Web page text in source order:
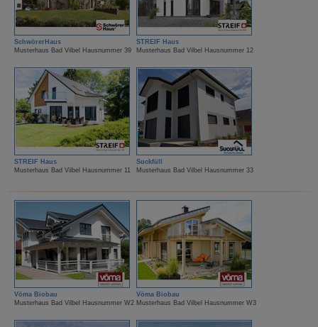
SchwörerHaus
Musterhaus Bad Vilbel Hausnummer 39
STREIF Haus
Musterhaus Bad Vilbel Hausnummer 12
STREIF Haus
Musterhaus Bad Vilbel Hausnummer 11
Suckfüll
Musterhaus Bad Vilbel Hausnummer 33
Vöma Biobau
Musterhaus Bad Vilbel Hausnummer W2
Vöma Biobau
Musterhaus Bad Vilbel Hausnummer W3